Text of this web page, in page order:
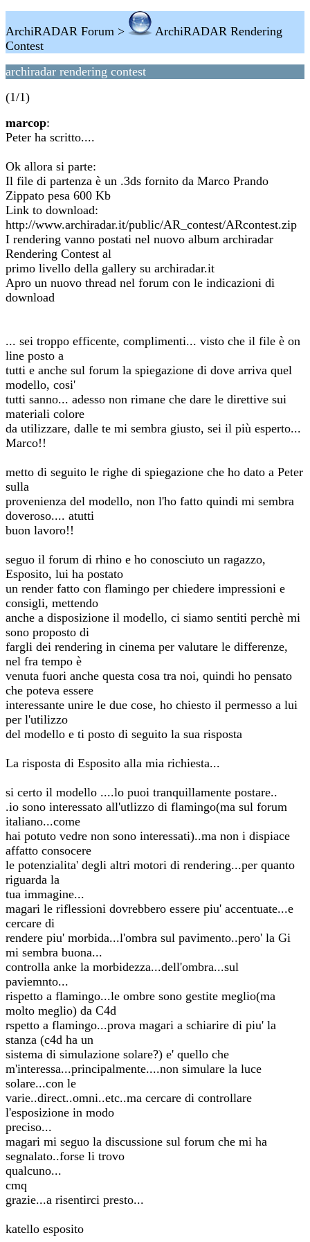
ArchiRADAR Forum >
ArchiRADAR Rendering
Contest
archiradar rendering contest
(1/1)
marcop:
Peter ha scritto....
Ok allora si parte:
Il file di partenza è un .3ds fornito da Marco Prando
Zippato pesa 600 Kb
Link to download:
http://www.archiradar.it/public/AR_contest/ARcontest.zip
I rendering vanno postati nel nuovo album archiradar
Rendering Contest al
primo livello della gallery su archiradar.it
Apro un nuovo thread nel forum con le indicazioni di
download
... sei troppo efficente, complimenti... visto che il file è on
line posto a
tutti e anche sul forum la spiegazione di dove arriva quel
modello, cosi'
tutti sanno... adesso non rimane che dare le direttive sui
materiali colore
da utilizzare, dalle te mi sembra giusto, sei il più esperto...
Marco!!
metto di seguito le righe di spiegazione che ho dato a Peter
sulla
provenienza del modello, non l'ho fatto quindi mi sembra
doveroso.... atutti
buon lavoro!!
seguo il forum di rhino e ho conosciuto un ragazzo,
Esposito, lui ha postato
un render fatto con flamingo per chiedere impressioni e
consigli, mettendo
anche a disposizione il modello, ci siamo sentiti perchè mi
sono proposto di
fargli dei rendering in cinema per valutare le differenze,
nel fra tempo è
venuta fuori anche questa cosa tra noi, quindi ho pensato
che poteva essere
interessante unire le due cose, ho chiesto il permesso a lui
per l'utilizzo
del modello e ti posto di seguito la sua risposta
La risposta di Esposito alla mia richiesta...
si certo il modello ....lo puoi tranquillamente postare..
.io sono interessato all'utlizzo di flamingo(ma sul forum
italiano...come
hai potuto vedre non sono interessati)..ma non i dispiace
affatto consocere
le potenzialita' degli altri motori di rendering...per quanto
riguarda la
tua immagine...
magari le riflessioni dovrebbero essere piu' accentuate...e
cercare di
rendere piu' morbida...l'ombra sul pavimento..pero' la Gi
mi sembra buona...
controlla anke la morbidezza...dell'ombra...sul
paviemnto...
rispetto a flamingo...le ombre sono gestite meglio(ma
molto meglio) da C4d
rspetto a flamingo...prova magari a schiarire di piu' la
stanza (c4d ha un
sistema di simulazione solare?) e' quello che
m'interessa...principalmente....non simulare la luce
solare...con le
varie..direct..omni..etc..ma cercare di controllare
l'esposizione in modo
preciso...
magari mi seguo la discussione sul forum che mi ha
segnalato..forse li trovo
qualcuno...
cmq
grazie...a risentirci presto...
katello esposito